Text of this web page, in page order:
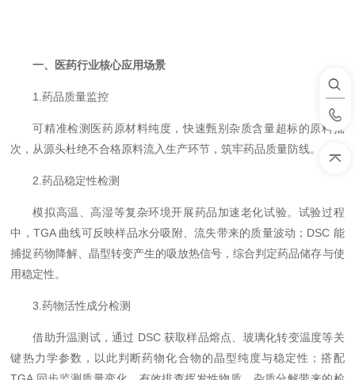
一、医药行业核心应用场景
1.药品质量监控
可精准检测医药原材料纯度，快速甄别杂质含量超标的原料批
次，从源头杜绝不合格原料流入生产环节，筑牢药品质量防线。
2.药品稳定性检测
模拟高温、高湿等复杂环境开展药品加速老化试验。试验过程
中，TGA 曲线可反映样品水分吸附、流失带来的质量波动；DSC 能
捕捉药物降解、晶型转变产生的吸放热信号，综合判定药品储存与使
用稳定性。
3.药物活性成分检测
借助升温测试，通过 DSC 获取样品熔点、玻璃化转变温度等关
键热力学参数，以此判断药物化合物的晶型纯度与稳定性；搭配